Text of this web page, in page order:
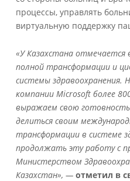
процессы, управлять
виртуальную поддержку
«У Казахстана отмечается
полной трансформации и
системы здравоохранения.
компании Microsoft более
выражаем свою
делиться своим
трансформации в системе
продолжать эту работу с
Министерством
Казахстан», — отметил в